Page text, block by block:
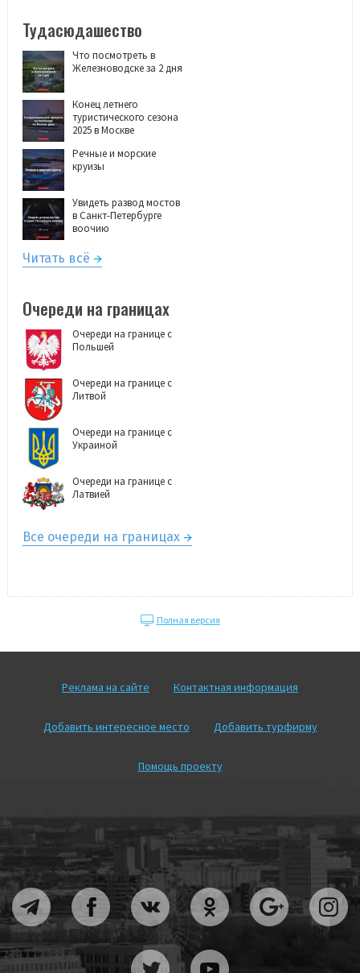
Тудасюдашество
Что посмотреть в
Железноводске за 2 дня
Конец летнего
туристического сезона
2025 в Москве
Речные и морские
круизы
Увидеть развод мостов
в Санкт-Петербурге
воочию
Читать всё
Очереди на границах
Очереди на границе с
Польшей
Очереди на границе с
Литвой
Очереди на границе с
Украиной
Очереди на границе с
Латвией
Все очереди на границах
Полная версия
Реклама на сайте Контактная информация
Добавить интересное место Добавить турфирму
Помощь проекту